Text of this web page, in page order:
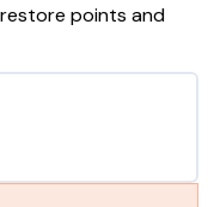
points and